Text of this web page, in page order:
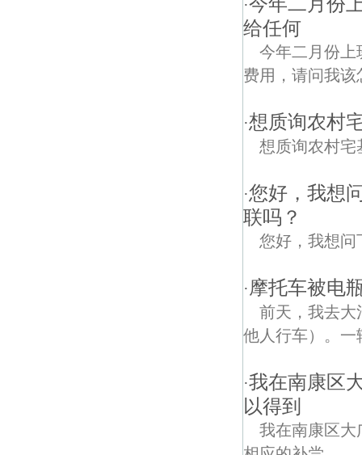
·
给任何
今年二月份上
费用，请问我
·想质询农村
想质询农村宅
·您好，我想
联吗？
您好，我想问
·摩托车被电
前天，我去大
他人行车）。一
·我在南康区
以得到
我在南康区大